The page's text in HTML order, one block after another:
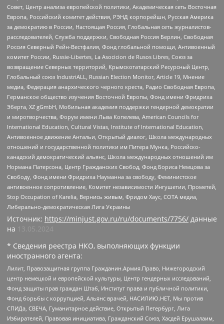
Совет, Центр анализа европейской политики, Академическая сеть Восточная
Европа, Российский комитет действия, РЭНД корпорейшн, Русская Америка
за демократию в России, Настоящая Россия, Глобальная сеть журналистов-
расследователей, Служба поддержки, Свободная Россия Берлин, Свободная
Россия Северный Рейн-Вестфалия, Фонд глобальной помощи, Антивоенный
комитет России, Russie-Libertes, La Asocicion de Rusos Libres, Союз за
возвращение Северных территорий, Крымскотатарский Ресурсный Центр,
Глобальный союз IndustriALL, Russian Election Monitor, Article 19, Мнение
медиа, Федерация анархического черного креста, Радио Свободная Европа,
Германское общество изучения Восточной Европы, Фонд имени Фридриха
Эберта, XZ gGmbH, Мобильная академия поддержки гендерной демократии
и миротворчества, Форум имени Льва Копелева, American Councils for
International Education, Cultural Vistas, Institute of International Education,
Антивоенное движение Антальи, Открытый диалог, Школа международных
отношений и государственной политики им Питера Мунка, Российско-
канадский демократический альянс, Школа международных отношений им
Нормана Патерсона, Центр Гражданских Свобод, Фонд Бориса Немцова за
Свободу, Фонд имени Фридриха Науманна за свободу, Феминистское
антивоенное сопротивление, Комитет независимости Ингушетии, Прометей,
Stop Occupation of Karelia, Вернись живым, Фридом Хаус, СОТА медиа,
Либерально-демократическая Лига Украины
Источник: https://minjust.gov.ru/ru/documents/7756/ данные
на
13.05.2024
* Сведения реестра НКО, выполняющих функции
иностранного агента:
Лилит, Правозащитная группа Гражданин.Армия.Право, Нижегородский
центр немецкой и европейской культуры, Центр гендерных исследований,
Фонд защиты прав граждан Штаб, Институт права и публичной политики,
Фонд борьбы с коррупцией, Альянс врачей, НАСИЛИЮ.НЕТ, Мы против
СПИДа, СВЕЧА, Гуманитарное действие, Открытый Петербург, Лига
Избирателей, Правовая инициатива, Гражданский Союз, Хасдей Ерушалаим,